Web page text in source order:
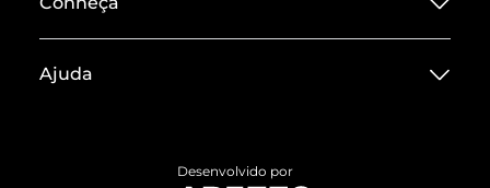
Termos de Uso
Ajuda
Desenvolvido por